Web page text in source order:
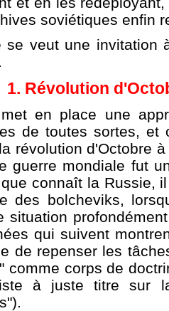
soviétiques enfin
se veut une
1. Révolution
en place une
de toutes sortes,
révolution d'Octobre
guerre mondiale fut
connaît la Russie,
des bolcheviks,
situation
qui suivent
de repenser les
comme corps de
à juste titre sur